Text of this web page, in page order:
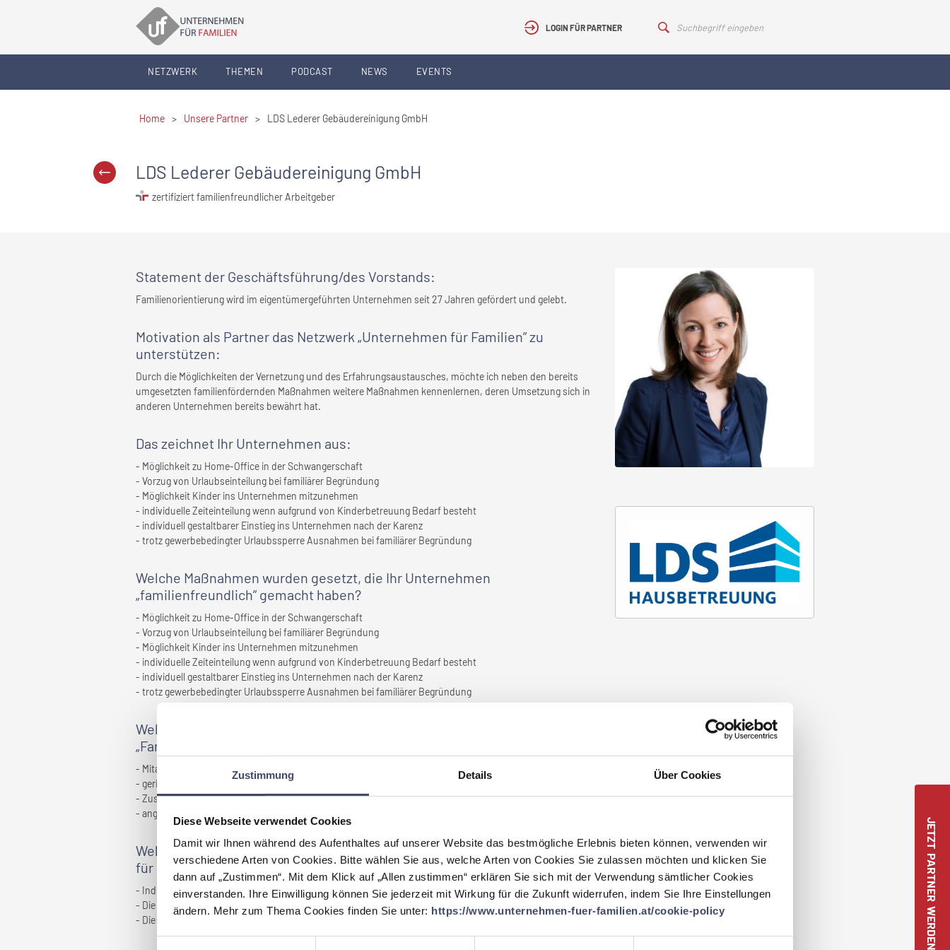
Zustimmung Details Über Cookies
Diese Webseite verwendet Cookies
Damit wir Ihnen während des Aufenthaltes auf unserer Website das bestmögliche Erlebnis bieten können, verwenden wir
verschiedene Arten von Cookies. Bitte wählen Sie aus, welche Arten von Cookies Sie zulassen möchten und klicken Sie
dann auf „Zustimmen“. Mit dem Klick auf „Allen zustimmen“ erklären Sie sich mit der Verwendung sämtlicher Cookies
einverstanden. Ihre Einwilligung können Sie jederzeit mit Wirkung für die Zukunft widerrufen, indem Sie Ihre Einstellungen
ändern. Mehr zum Thema Cookies finden Sie unter: https://www.unternehmen-fuer-familien.at/cookie-policy
LOGIN FÜR PARTNER
NETZWERK THEMEN PODCAST NEWS EVENTS
JETZT PARTNER WERDEN
Home > Unsere Partner > LDS Lederer Gebäudereinigung GmbH
LDS Lederer Gebäudereinigung GmbH
zertifiziert familienfreundlicher Arbeitgeber
Statement der Geschäftsführung/des Vorstands:
Familienorientierung wird im eigentümergeführten Unternehmen seit 27 Jahren gefördert und gelebt.
Motivation als Partner das Netzwerk „Unternehmen für Familien” zu
unterstützen:
Durch die Möglichkeiten der Vernetzung und des Erfahrungsaustausches, möchte ich neben den bereits
umgesetzten familienfördernden Maßnahmen weitere Maßnahmen kennenlernen, deren Umsetzung sich in
anderen Unternehmen bereits bewährt hat.
Das zeichnet Ihr Unternehmen aus:
- Möglichkeit zu Home-Office in der Schwangerschaft
- Vorzug von Urlaubseinteilung bei familiärer Begründung
- Möglichkeit Kinder ins Unternehmen mitzunehmen
- individuelle Zeiteinteilung wenn aufgrund von Kinderbetreuung Bedarf besteht
- individuell gestaltbarer Einstieg ins Unternehmen nach der Karenz
- trotz gewerbebedingter Urlaubssperre Ausnahmen bei familiärer Begründung
Welche Maßnahmen wurden gesetzt, die Ihr Unternehmen
„familienfreundlich” gemacht haben?
- Möglichkeit zu Home-Office in der Schwangerschaft
- Vorzug von Urlaubseinteilung bei familiärer Begründung
- Möglichkeit Kinder ins Unternehmen mitzunehmen
- individuelle Zeiteinteilung wenn aufgrund von Kinderbetreuung Bedarf besteht
- individuell gestaltbarer Einstieg ins Unternehmen nach der Karenz
- trotz gewerbebedingter Urlaubssperre Ausnahmen bei familiärer Begründung
Welche Vorteile haben sich für
„Familienfreundlichkeit” ergeben?
- Mitarbeiterzufriedenheit
- geringe Fluktuation
- Zusammenarbeit besser aufgrund der persönlichen Ebene
- angenehmes Arbeitsumfeld
Welche Herausforderungen haben sich im Zuge der „Familienfreundlichkeit”
für
Ihr Unternehmenergeben?
- Individuelle Zeiteinteilungen muss durch Vertretungen ausgeglichen werden
- Die Einführung von Home Office in der Karenz hat uns vor neue logistische Herausforderungen gestellt
- Die Entscheidung ein "familienfreundliches Unternehmen" zu sein muss von allen mitgetragen werden